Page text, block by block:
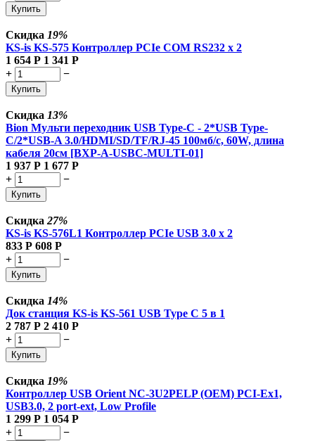
Купить
Скидка 19%
KS-is KS-575 Контроллер PCIe COM RS232 x 2
1 654 Р 1 341 Р
+
−
Купить
Скидка 13%
Bion Мульти переходник USB Type-C - 2*USB Type-
C/2*USB-A 3.0/HDMI/SD/TF/RJ-45 100мб/с, 60W, длина
кабеля 20см [BXP-A-USBC-MULTI-01]
1 937 Р 1 677 Р
+
−
Купить
Скидка 27%
KS-is KS-576L1 Контроллер PCIe USB 3.0 x 2
833 Р 608 Р
+
−
Купить
Скидка 14%
Док станция KS-is KS-561 USB Type C 5 в 1
2 787 Р 2 410 Р
+
−
Купить
Скидка 19%
Контроллер USB Orient NC-3U2PELP (OEM) PCI-Ex1,
USB3.0, 2 port-ext, Low Profile
1 299 Р 1 054 Р
+
−